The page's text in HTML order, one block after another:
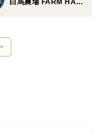
白馬農場 FARM HAKUBA
>